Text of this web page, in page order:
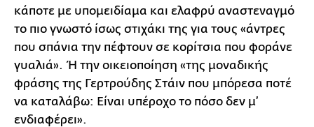
κάποτε με υπομειδίαμα και ελαφρύ αναστεναγμό
το πιο γνωστό ίσως στιχάκι της για τους «άντρες
που σπάνια την πέφτουν σε κορίτσια που φοράνε
γυαλιά». Ή την οικειοποίηση «της μοναδικής
φράσης της Γερτρούδης Στάιν που μπόρεσα ποτέ
να καταλάβω: Είναι υπέροχο το πόσο δεν μ’
ενδιαφέρει».